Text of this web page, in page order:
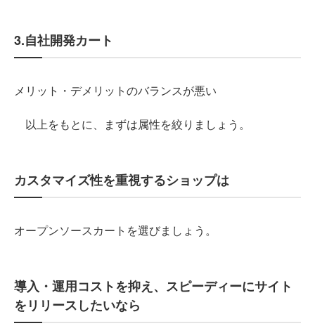
3.自社開発カート
メリット・デメリットのバランスが悪い
以上をもとに、まずは属性を絞りましょう。
カスタマイズ性を重視するショップは
オープンソースカートを選びましょう。
導入・運用コストを抑え、スピーディーにサイト
をリリースしたいなら